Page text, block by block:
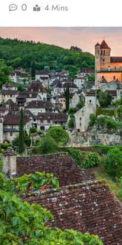
0 4 Mins